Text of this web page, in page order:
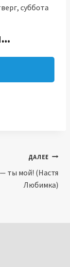
суббота
ДАЛЕЕ
ты мой! (Настя
Любимка)